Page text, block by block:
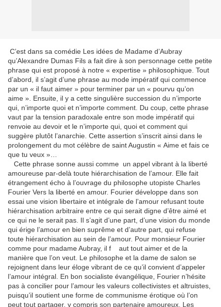
C’est dans sa comédie Les idées de Madame d’Aubray
qu’Alexandre Dumas Fils a fait dire à son personnage cette petite
phrase qui est proposé à notre « expertise » philosophique. Tout
d’abord, il s’agit d’une phrase au mode impératif qui commence
par un « il faut aimer » pour terminer par un « pourvu qu’on
aime ». Ensuite, il y a cette singulière succession du n’importe
qui, n’importe quoi et n’importe comment. Du coup, cette phrase
vaut par la tension paradoxale entre son mode impératif qui
renvoie au devoir et le n’importe qui, quoi et comment qui
suggère plutôt l’anarchie. Cette assertion s’inscrit ainsi dans le
prolongement du mot célèbre de saint Augustin « Aime et fais ce
que tu veux »…
Cette phrase sonne aussi comme un appel vibrant à la liberté
amoureuse par-delà toute hiérarchisation de l’amour. Elle fait
étrangement écho à l’ouvrage du philosophe utopiste Charles
Fourier Vers la liberté en amour. Fourier développe dans son
essai une vision libertaire et intégrale de l’amour refusant toute
hiérarchisation arbitraire entre ce qui serait digne d’être aimé et
ce qui ne le serait pas. Il s’agit d’une part, d’une vision du monde
qui érige l’amour en bien suprême et d’autre part, qui refuse
toute hiérarchisation au sein de l’amour. Pour monsieur Fourier
comme pour madame Aubray, il f aut tout aimer et de la
manière que l’on veut. Le philosophe et la dame de salon se
rejoignent dans leur éloge vibrant de ce qu’il convient d’appeler
l’amour intégral. En bon socialiste évangélique, Fourier n’hésite
pas à concilier pour l’amour les valeurs collectivistes et altruistes,
puisqu’il soutient une forme de communisme érotique où l’on
peut tout partager, y compris son partenaire amoureux. Les